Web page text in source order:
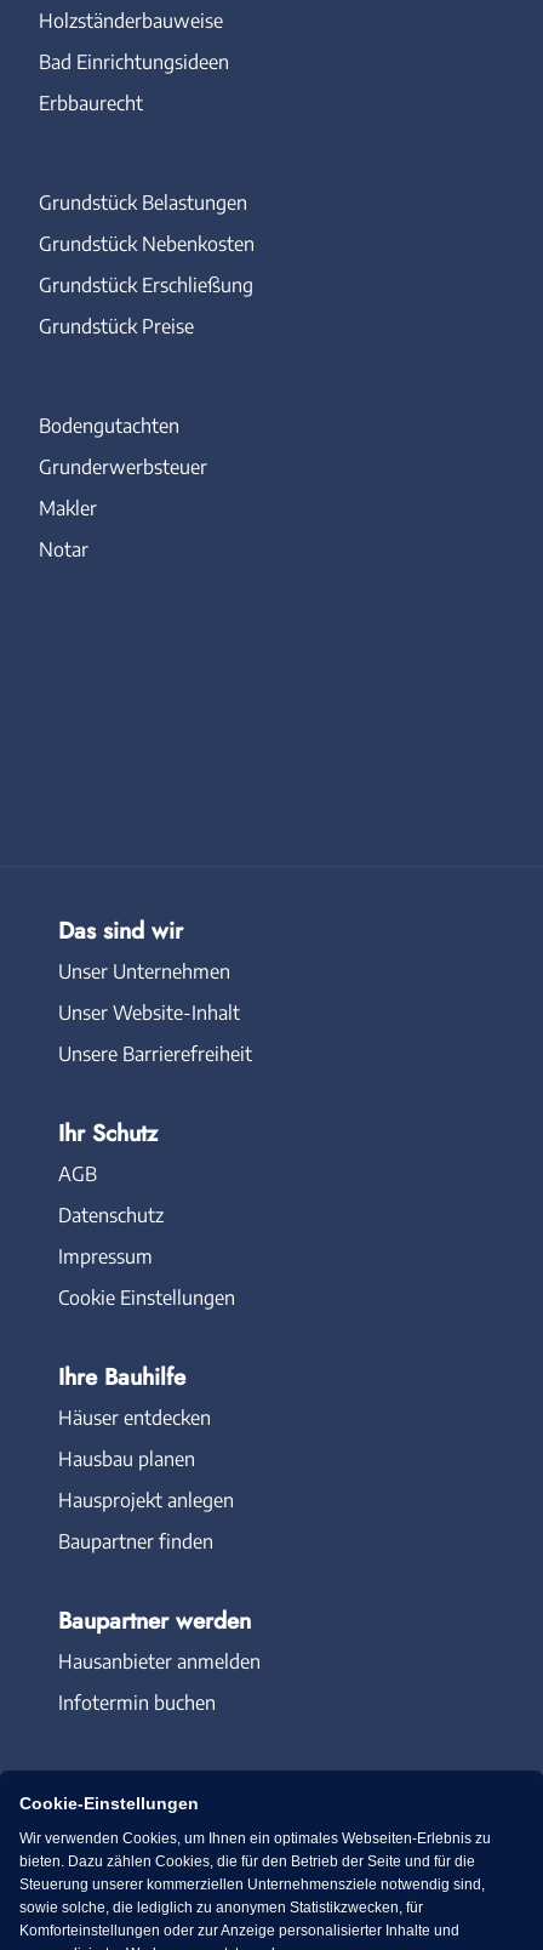
Holzständerbauweise
Bad Einrichtungsideen
Erbbaurecht
Grundstück Belastungen
Grundstück Nebenkosten
Grundstück Erschließung
Grundstück Preise
Bodengutachten
Grunderwerbsteuer
Makler
Notar
Das sind wir
Unser Unternehmen
Unser Website-Inhalt
Unsere Barrierefreiheit
Ihr Schutz
AGB
Datenschutz
Impressum
Cookie Einstellungen
Ihre Bauhilfe
Häuser entdecken
Hausbau planen
Hausprojekt anlegen
Baupartner finden
Baupartner werden
Hausanbieter anmelden
Infotermin buchen
Immowelt.de Bauen.de
Massivhaus.de Bungalow.de
Cookie-Einstellungen
Wir verwenden Cookies, um Ihnen ein optimales Webseiten-Erlebnis zu
bieten. Dazu zählen Cookies, die für den Betrieb der Seite und für die
Steuerung unserer kommerziellen Unternehmensziele notwendig sind,
sowie solche, die lediglich zu anonymen Statistikzwecken, für
Komforteinstellungen oder zur Anzeige personalisierter Inhalte und